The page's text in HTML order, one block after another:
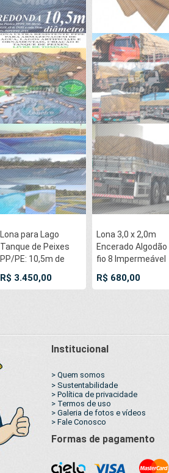
Lona para Lago
Tanque de Peixes
PP/PE: 10,5m de
diâmetro Redonda
Azul/Cinza para
R$ 3.450,00
Lona 3,0 x 2,0m
Encerado Algodão
fio 8 Impermeável
C4 com ilhoses
pontas
R$ 680,00
Institucional
> Quem somos
> Sustentabilidade
> Política de privacidade
> Termos de uso
> Galeria de fotos e vídeos
> Fale Conosco
Formas de pagamento